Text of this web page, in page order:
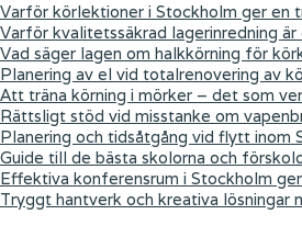
Varför körlektioner i Stockholm ger en
Varför kvalitetssäkrad lagerinredning
Vad säger lagen om halkkörning för
Planering av el vid totalrenovering av
Att träna körning i mörker – det som
Rättsligt stöd vid misstanke om
Planering och tidsåtgång vid flytt inom
Guide till de bästa skolorna och
Effektiva konferensrum i Stockholm
Tryggt hantverk och kreativa lösningar